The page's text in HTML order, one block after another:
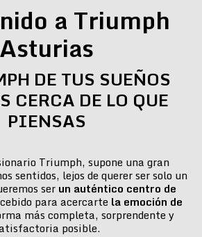
a Triumph
Asturias
DE TUS SUEÑOS
CERCA DE LO QUE
PIENSAS
Triumph, supone una gran
sentidos, lejos de querer ser solo un
ser un auténtico centro de
para acercarte la emoción de
más completa, sorprendente y
posible.